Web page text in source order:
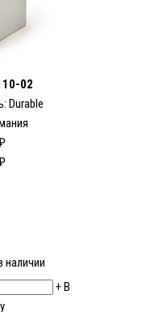
02
Durable
наличии
+В